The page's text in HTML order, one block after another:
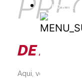
SUPORTE
DE
Aqui, você pode